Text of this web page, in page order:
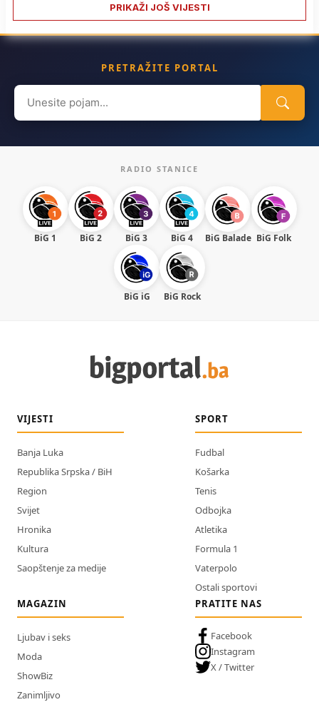
PRIKAŽI JOŠ VIJESTI
PRETRAŽITE PORTAL
Search
for:
RADIO STANICE
BiG 1 BiG 2 BiG 3 BiG 4 BiG Balade BiG Folk
BiG iG BiG Rock
VIJESTI
Banja Luka
Republika Srpska / BiH
Region
Svijet
Hronika
Kultura
Saopštenje za medije
SPORT
Fudbal
Košarka
Tenis
Odbojka
Atletika
Formula 1
Vaterpolo
Ostali sportovi
MAGAZIN
Ljubav i seks
Moda
ShowBiz
Zanimljivo
PRATITE NAS
Facebook
Instagram
X / Twitter